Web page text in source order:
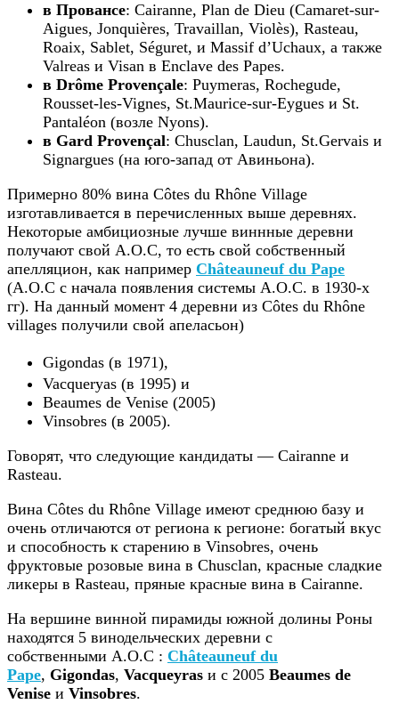
в Провансе: Cairanne, Plan de Dieu (Camaret-sur-
Aigues, Jonquières, Travaillan, Violès), Rasteau,
Roaix, Sablet, Séguret, и Massif d’Uchaux, а также
Valreas и Visan в Enclave des Papes.
в Drôme Provençale: Puymeras, Rochegude,
Rousset-les-Vignes, St.Maurice-sur-Eygues и St.
Pantaléon (возле Nyons).
в Gard Provençal: Chusclan, Laudun, St.Gervais и
Signargues (на юго-запад от Авиньона).
Примерно 80% вина Côtes du Rhône Village
изготавливается в перечисленных выше деревнях.
Некоторые амбициозные лучше виннные деревни
получают свой A.O.C, то есть свой собственный
апелляцион, как например Châteauneuf du Pape
(A.O.C с начала появления системы A.O.C. в 1930-х
гг). На данный момент 4 деревни из Côtes du Rhône
villages получили свой апеласьон)
Gigondas (в 1971),
Vacqueryas (в 1995) и
Beaumes de Venise (2005)
Vinsobres (в 2005).
Говорят, что следующие кандидаты — Cairanne и
Rasteau.
Вина Côtes du Rhône Village имеют среднюю базу и
очень отличаются от региона к регионе: богатый вкус
и способность к старению в Vinsobres, очень
фруктовые розовые вина в Chusclan, красные сладкие
ликеры в Rasteau, пряные красные вина в Cairanne.
На вершине винной пирамиды южной долины Роны
находятся 5 винодельческих деревни с
собственными A.O.C : Châteauneuf du
Pape, Gigondas, Vacqueyras и с 2005 Beaumes de
Venise и Vinsobres.